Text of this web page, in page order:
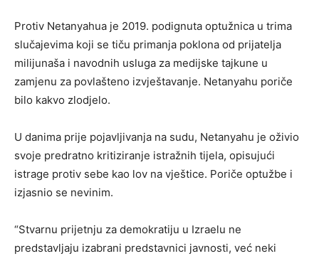
Protiv Netanyahua je 2019. podignuta optužnica u trima
slučajevima koji se tiču primanja poklona od prijatelja
milijunaša i navodnih usluga za medijske tajkune u
zamjenu za povlašteno izvještavanje. Netanyahu poriče
bilo kakvo zlodjelo.
U danima prije pojavljivanja na sudu, Netanyahu je oživio
svoje predratno kritiziranje istražnih tijela, opisujući
istrage protiv sebe kao lov na vještice. Poriče optužbe i
izjasnio se nevinim.
“Stvarnu prijetnju za demokratiju u Izraelu ne
predstavljaju izabrani predstavnici javnosti, već neki